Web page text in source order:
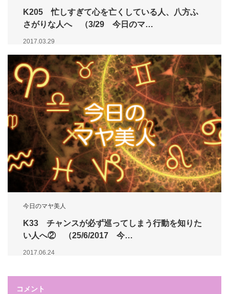
K205 忙しすぎて心を亡くしている人、八方ふ
さがりな人へ （3/29 今日のマ…
2017.03.29
今日のマヤ美人
K33 チャンスが必ず巡ってしまう行動を知りた
い人へ② （25/6/2017 今…
2017.06.24
コメント